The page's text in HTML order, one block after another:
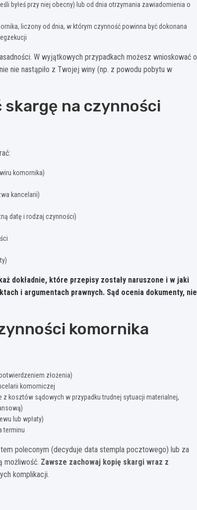
byłeś przy niej obecny) lub od dnia otrzymania zawiadomienia o
liczony od dnia, w którym czynność powinna być dokonana
W wyjątkowych przypadkach możesz wnioskować o
nie nastąpiło z Twojej winy (np. z powodu pobytu w
na czynności
komornika)
kancelarii)
datę i rodzaj czynności)
dokładnie, które przepisy zostały naruszone i w jaki
i argumentach prawnych. Sąd ocenia dokumenty, nie
komornika
złożenia)
komorniczej
kosztów sądowych w przypadku trudnej sytuacji materialnej,
lub wpłaty)
terminu
poleconym (decyduje data stempla pocztowego) lub za
możliwość. Zawsze zachowaj kopię skargi wraz z
komplikacji.